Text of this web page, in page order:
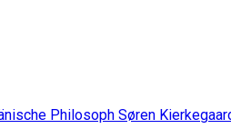
Philosoph Søren